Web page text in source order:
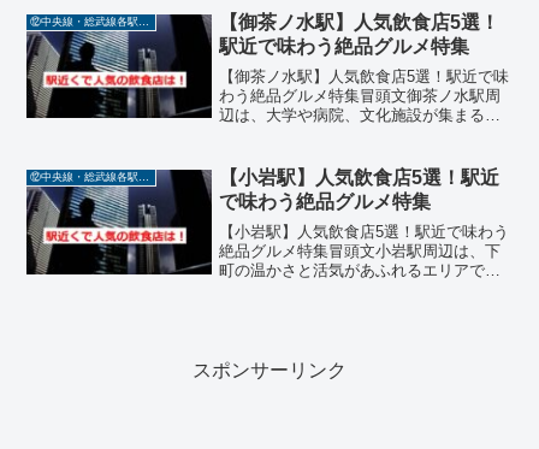
います。この記事では、中央線・総武線
各駅停車の【浅草橋駅】近...
⑫中央線・総武線各駅停車
【御茶ノ水駅】人気飲食店5選！
駅近で味わう絶品グルメ特集
【御茶ノ水駅】人気飲食店5選！駅近で味
わう絶品グルメ特集冒頭文御茶ノ水駅周
辺は、大学や病院、文化施設が集まる落
の記事では、中央線・総武線各駅停車の
【御茶ノ水駅】近くで特...
⑫中央線・総武線各駅停車
【小岩駅】人気飲食店5選！駅近
で味わう絶品グルメ特集
【小岩駅】人気飲食店5選！駅近で味わう
絶品グルメ特集冒頭文小岩駅周辺は、下
町の温かさと活気があふれるエリアで、
スポンサーリンク